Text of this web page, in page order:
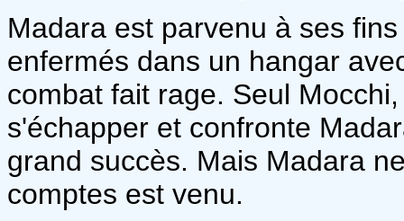
Madara est parvenu à ses
enfermés dans un hangar
combat fait rage. Seul
s'échapper et confronte
grand succès. Mais Madara
comptes est venu.